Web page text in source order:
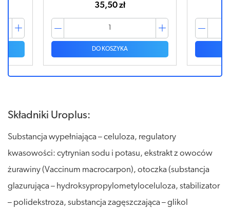
35,50 zł
DO KOSZYKA
Składniki Uroplus:
Substancja wypełniająca – celuloza, regulatory
kwasowości: cytrynian sodu i potasu, ekstrakt z owoców
żurawiny (Vaccinum macrocarpon), otoczka (substancja
glazurująca – hydroksypropylometyloceluloza, stabilizator
– polidekstroza, substancja zagęszczająca – glikol